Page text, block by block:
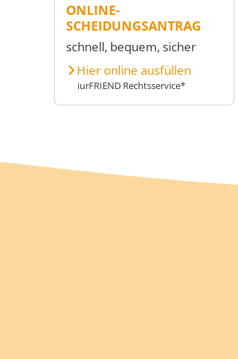
ONLINE-
SCHEIDUNGSANTRAG
schnell, bequem, sicher
Hier online ausfüllen
iurFRIEND Rechtsservice*